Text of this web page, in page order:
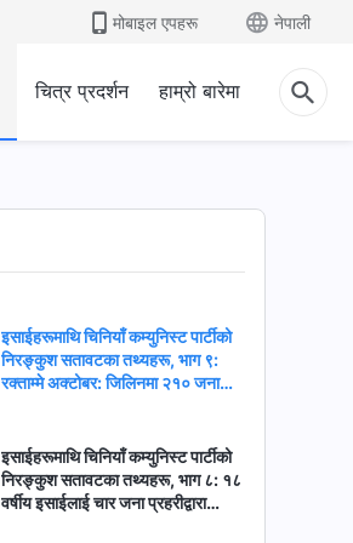
मोबाइल एपहरू नेपाली
चित्र प्रदर्शन हाम्रो बारेमा
पक्राउ गरेको ९ दिनपछि मण्डली अगुवालाई
इसाईहरूमाथि चिनियाँ कम्युनिस्ट पार्टीको
आफ्नो आस्थामा दृढ रहेको कारण एउटी
इसाईहरूमाथि चिनियाँ कम्युनिस्ट पार्टीको
इसाईहरूमाथि चिनियाँ कम्युनिस्ट पार्टीको
निरङ्कुश सतावटका तथ्यहरू, भाग ९:
रक्ताम्मे अक्टोबर: जिलिनमा २१० जना
इसाईहरूमाथि चिनियाँ कम्युनिस्ट पार्टीको
निरङ्कुश सतावटका तथ्यहरू, भाग ८: १८
वर्षीय इसाईलाई चार जना प्रहरीद्वारा